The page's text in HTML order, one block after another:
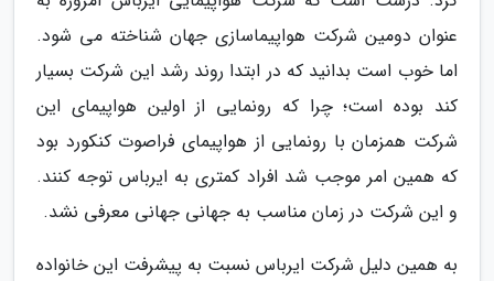
عنوان دومین شرکت هواپیماسازی جهان شناخته می شود.
اما خوب است بدانید که در ابتدا روند رشد این شرکت بسیار
کند بوده است؛ چرا که رونمایی از اولین هواپیمای این
شرکت همزمان با رونمایی از هواپیمای فراصوت کنکورد بود
که همین امر موجب شد افراد کمتری به ایرباس توجه کنند.
و این شرکت در زمان مناسب به جهانی جهانی معرفی نشد.
به همین دلیل شرکت ایرباس نسبت به پیشرفت این خانواده